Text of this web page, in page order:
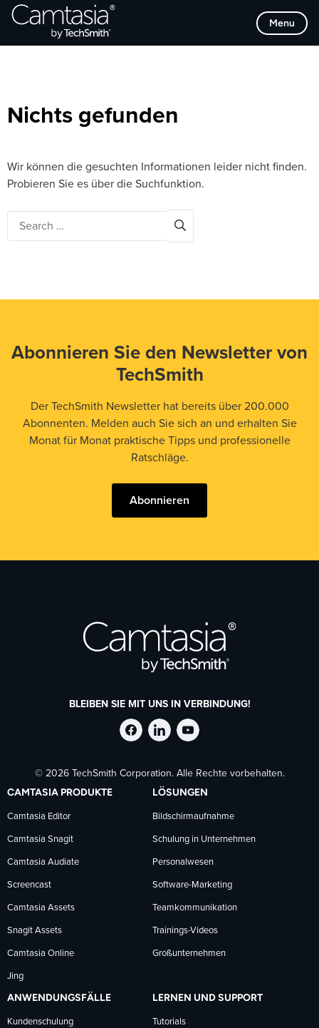
Direkt
zum
Menu
Browse Categories
Nichts gefunden
Wir können die gesuchten Informationen leider nicht finden.
Probieren Sie es über die Suchfunktion.
Abonnieren Sie den Newsletter von
TechSmith
Der TechSmith Newsletter hat bereits über 200.000
Abonnenten. Melden auch Sie sich an und erhalten Sie
Monat für Monat praktische Tipps und professionelle
Ratschläge.
Abonnieren
BLEIBEN SIE MIT UNS IN VERBINDUNG!
TechSmith
auf
Facebook
folgen
TechSmith
auf
LinkedIn
folgen
TechSmith
auf
YouTube
folgen
© 2026 TechSmith Corporation. Alle Rechte vorbehalten.
CAMTASIA PRODUKTE
Camtasia Editor
Camtasia Snagit
Camtasia Audiate
Screencast
Camtasia Assets
Snagit Assets
Camtasia Online
Jing
LÖSUNGEN
Bildschirmaufnahme
Schulung in Unternehmen
Personalwesen
Software-Marketing
Teamkommunikation
Trainings-Videos
Großunternehmen
ANWENDUNGSFÄLLE
Kundenschulung
LERNEN UND SUPPORT
Tutorials